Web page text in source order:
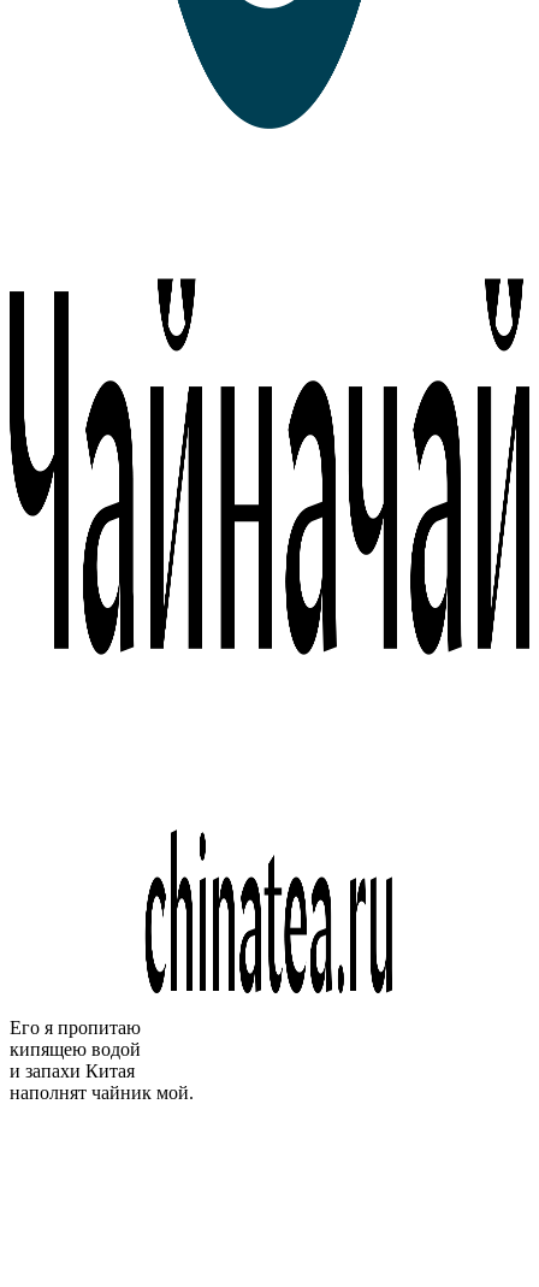
Его я пропитаю
кипящею водой
и запахи Китая
наполнят чайник мой.